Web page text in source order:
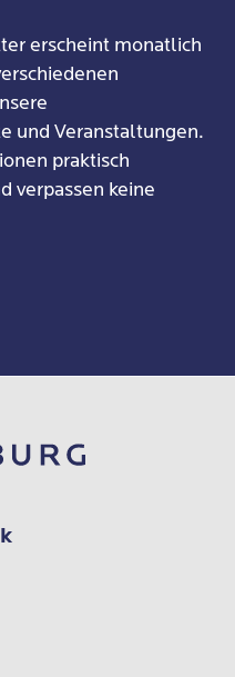
erscheint monatlich
und Veranstaltungen.
praktisch
verpassen keine